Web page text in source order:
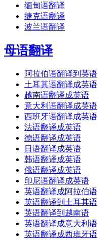
缅甸语翻译
捷克语翻译
波兰语翻译
母语翻译
阿拉伯语翻译到英语
土耳其语翻译成英语
越南语翻译成英语
意大利语翻译成英语
西班牙语翻译成英语
法语翻译成英语
德语翻译成英语
日语翻译成英语
韩语翻译成英语
俄语翻译成英语
印尼语翻译成英语
英语翻译成阿拉伯语
英语翻译到土耳其语
英语翻译到越南语
英语翻译成意大利语
英语翻译成西班牙语